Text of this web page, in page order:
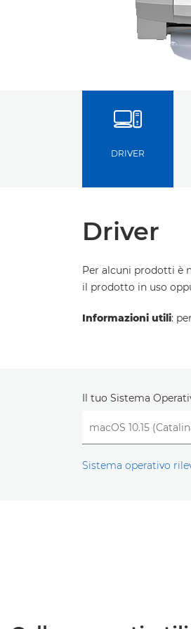
DRIVER
Driver
Per alcuni prodotti è
il prodotto in uso
Informazioni utili:
Il tuo Sistema
Sistema operativo